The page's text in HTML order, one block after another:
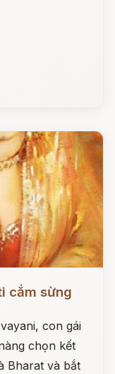
cắm sừng
con gái
chọn kết
Bharat và bắt